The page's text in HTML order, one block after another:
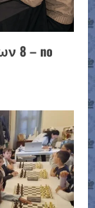
8 – no